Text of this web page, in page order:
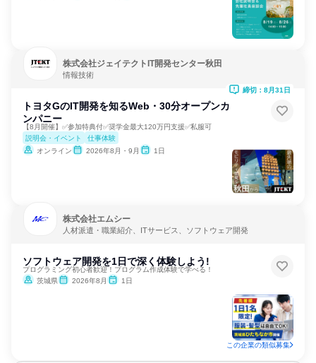
株式会社ジェイテクトIT開発センター秋田
情報技術
トヨタGのIT開発を知るWeb・30分オープンカ
ンパニー
【8月開催】✅参加特典付✅奨学金最大120万円支援✅私服可
説明会・イベント
仕事体験
オンライン
2026年8月・9月 1日
締切：8月31日
株式会社エムシー
人材派遣・職業紹介、ITサービス、ソフトウェア開発
ソフトウェア開発を1日で深く体験しよう!
プログラミング初心者歓迎！プログラム作成体験で学べる！
茨城県
2026年8月 1日
この企業の類似募集